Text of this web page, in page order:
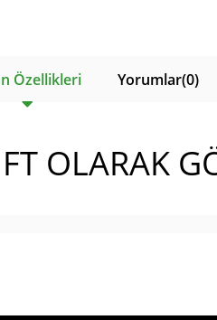
Özellikleri Yorumlar(0)
OLARAK